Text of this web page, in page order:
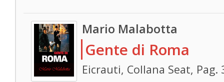
Mario Malabotta
Gente di Roma
Eicrauti, Collana Seat, Pag.